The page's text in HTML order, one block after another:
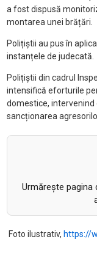
a fost dispusă
montarea unei brățări.
Polițiștii au pus în
instanțele de judecată.
Polițiștii din cadrul
intensifică eforturile
domestice,
sancționarea
Urmăreşte pagina
Foto ilustrativ, https://